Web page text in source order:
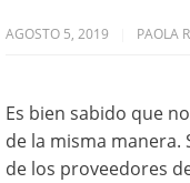
AGOSTO 5, 2019 PAOLA
Es bien sabido que
de la misma manera.
de los proveedores